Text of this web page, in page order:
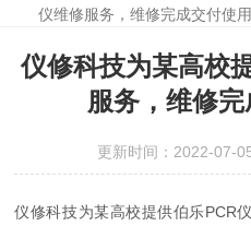
仪维修服务，维修完成交付使用
仪修科技为某高校
服务，维修完
更新时间：2022-
仪修科技为某高校提供伯乐PCR